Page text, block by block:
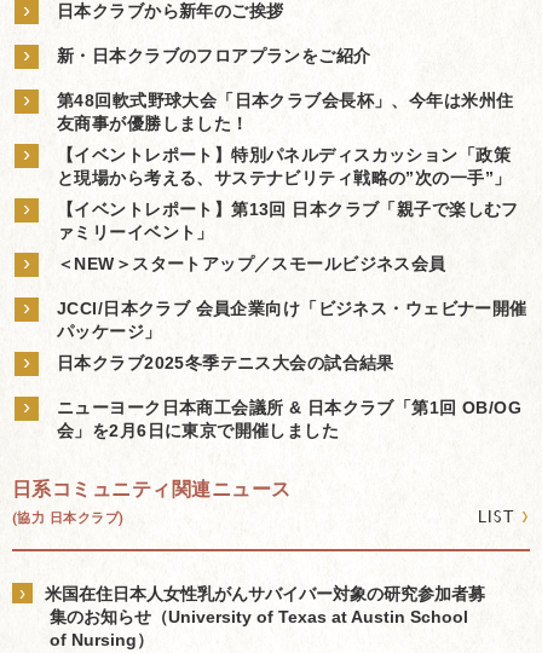
› 日本クラブから新年のご挨拶
› 新・日本クラブのフロアプランをご紹介
›
第48回軟式野球大会「日本クラブ会長杯」、今年は米州住
友商事が優勝しました！
›
【イベントレポート】特別パネルディスカッション「政策
と現場から考える、サステナビリティ戦略の”次の一手”」
›
【イベントレポート】第13回 日本クラブ「親子で楽しむフ
ァミリーイベント」
› ＜NEW＞スタートアップ／スモールビジネス会員
›
JCCI/日本クラブ 会員企業向け「ビジネス・ウェビナー開催
パッケージ」
› 日本クラブ2025冬季テニス大会の試合結果
›
ニューヨーク日本商工会議所 & 日本クラブ「第1回 OB/OG
会」を2月6日に東京で開催しました
日系コミュニティ関連ニュース
(協力 日本クラブ) LIST ›
›
米国在住日本人女性乳がんサバイバー対象の研究参加者募
集のお知らせ（University of Texas at Austin School
of Nursing）